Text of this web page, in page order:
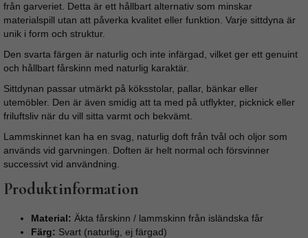
från garveriet. Detta är ett hållbart alternativ som minskar
materialspill utan att påverka kvalitet eller funktion. Varje sittdyna är
unik i form och struktur.
Den svarta färgen är naturlig och inte infärgad, vilket ger ett genuint
och hållbart fårskinn med naturlig karaktär.
Sittdynan passar utmärkt på köksstolar, pallar, bänkar eller
utemöbler. Den är även smidig att ta med på utflykter, picknick eller
friluftsliv när du vill sitta varmt och bekvämt.
Lammskinnet kan ha en svag, naturlig doft från tvål och oljor som
används vid garvningen. Doften är helt normal och försvinner
successivt vid användning.
Produktinformation
Material: Äkta fårskinn / lammskinn från isländska får
Färg: Svart (naturlig, ej färgad)